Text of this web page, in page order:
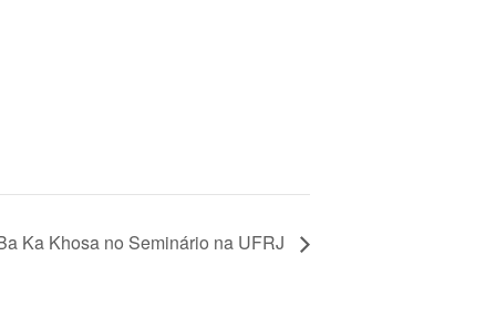
Ka Khosa no Seminário na UFRJ